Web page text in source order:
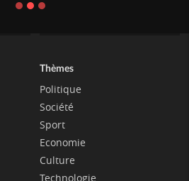
Thèmes
Politique
Société
Sport
Economie
Culture
Technologie